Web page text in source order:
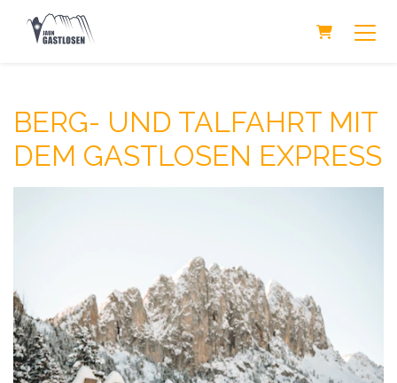
Warenkorb
BERG- UND TALFAHRT MIT
DEM GASTLOSEN EXPRESS